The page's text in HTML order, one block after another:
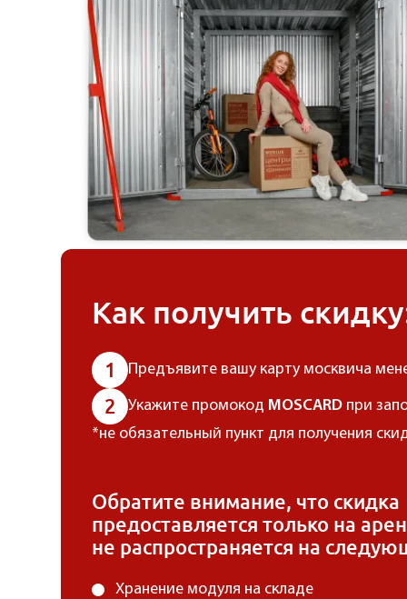
Как получить
1 Предъявите вашу карту москвича
2 Укажите промокод MOSCARD при
*не обязательный пункт для получения
Обратите внимание, что скидка
предоставляется только на
не распространяется на
Хранение модуля на складе